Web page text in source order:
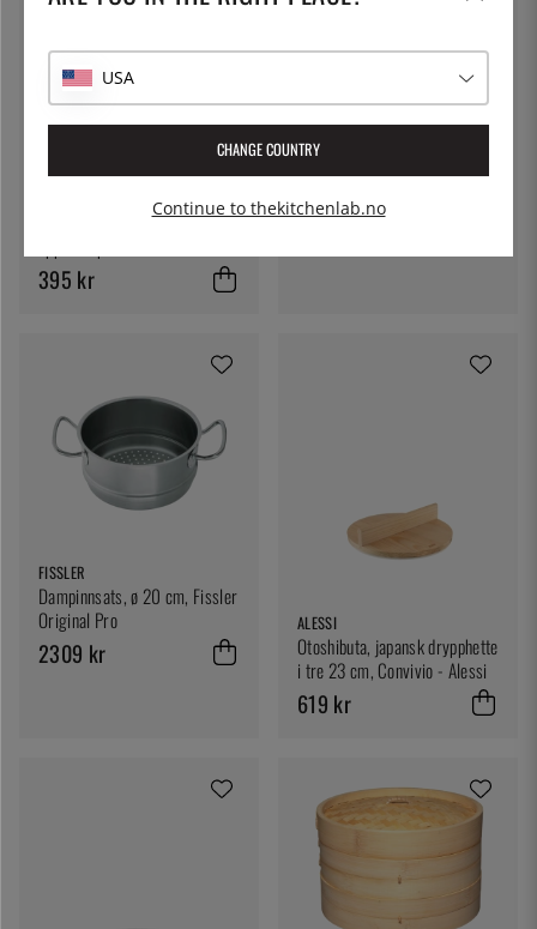
Dampinnsats, ø 30 cm -
395 kr
cm, CastelPro - Cristel
1195 kr
FISSLER
Dampinnsats, ø 20 cm, Fissler
Original Pro
2309 kr
ALESSI
Otoshibuta, japansk drypphette
i tre 23 cm, Convivio - Alessi
619 kr
USA
CHANGE COUNTRY
Continue to thekitchenlab.no